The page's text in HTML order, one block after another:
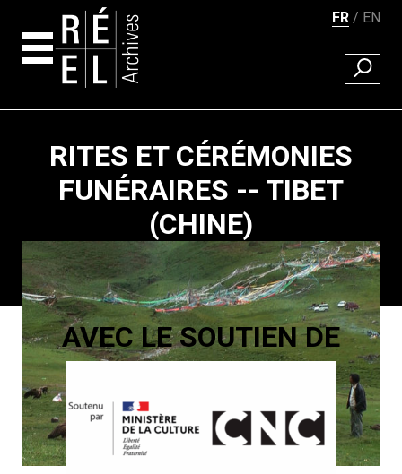
FR EN
RITES ET CÉRÉMONIES
FUNÉRAIRES -- TIBET
(CHINE)
Pagination
AVEC LE SOUTIEN DE